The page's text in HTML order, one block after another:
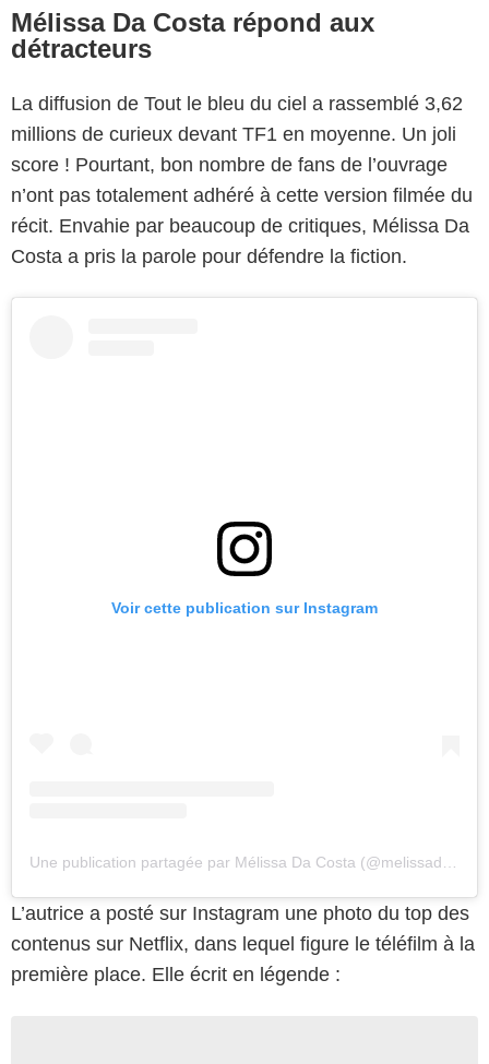
Mélissa Da Costa répond aux
détracteurs
La diffusion de Tout le bleu du ciel a rassemblé 3,62
millions de curieux devant TF1 en moyenne. Un joli
score ! Pourtant, bon nombre de fans de l’ouvrage
n’ont pas totalement adhéré à cette version filmée du
récit. Envahie par beaucoup de critiques, Mélissa Da
Costa a pris la parole pour défendre la fiction.
Voir cette publication sur Instagram
Une publication partagée par Mélissa Da Costa (@melissadacosta_off)
L’autrice a posté sur Instagram une photo du top des
contenus sur Netflix, dans lequel figure le téléfilm à la
première place. Elle écrit en légende :